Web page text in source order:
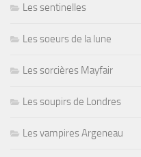
Les sentinelles
Les soeurs de la lune
Les sorcières Mayfair
Les soupirs de Londres
Les vampires Argeneau